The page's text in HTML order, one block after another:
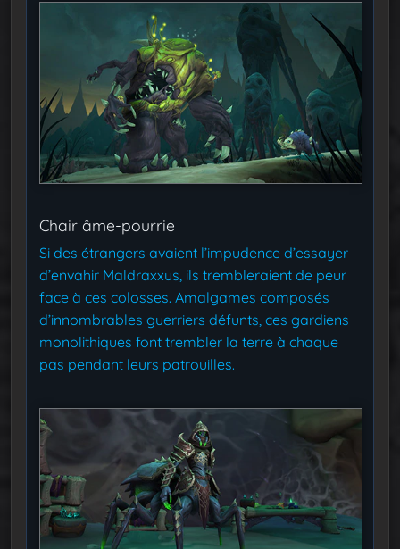
Chair âme-pourrie
Si des étrangers avaient l’impudence d’essayer
d’envahir Maldraxxus, ils trembleraient de peur
face à ces colosses. Amalgames composés
d’innombrables guerriers défunts, ces gardiens
monolithiques font trembler la terre à chaque
pas pendant leurs patrouilles.